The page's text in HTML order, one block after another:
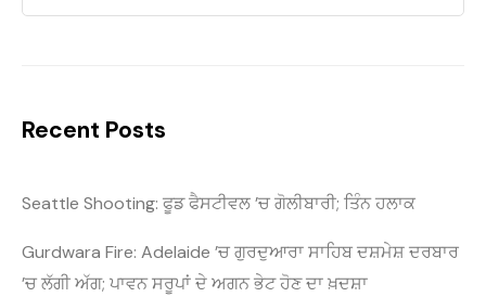
Recent Posts
Seattle Shooting: ਫੂਡ ਫੈਸਟੀਵਲ ’ਚ ਗੋਲੀਬਾਰੀ; ਤਿੰਨ ਹਲਾਕ
Gurdwara Fire: Adelaide ’ਚ ਗੁਰਦੁਆਰਾ ਸਾਹਿਬ ਦਸ਼ਮੇਸ਼ ਦਰਬਾਰ
’ਚ ਲੱਗੀ ਅੱਗ; ਪਾਵਨ ਸਰੂਪਾਂ ਦੇ ਅਗਨ ਭੇਟ ਹੋਣ ਦਾ ਖ਼ਦਸ਼ਾ